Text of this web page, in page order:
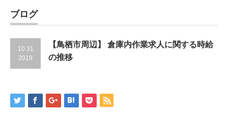
ブログ
10.31
2019
【鳥栖市周辺】 倉庫内作業求人に関する時給
の推移